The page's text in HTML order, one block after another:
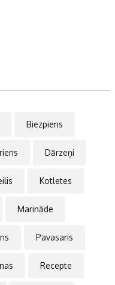
Biezpiens
Dārzeņi
Kotletes
Marināde
Pavasaris
Recepte